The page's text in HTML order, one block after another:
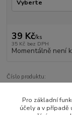
39 Kč/ks
35 Kč bez DPH
Momentálně není
Číslo produktu:
ZbožíPro základní
účely a v